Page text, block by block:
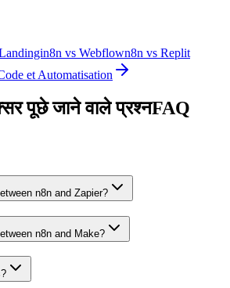
n8n vs Webflown8n vs Replit
et Automatisation
पूछे जाने वाले प्रश्नFAQ
n8n and Zapier?
n8n and Make?